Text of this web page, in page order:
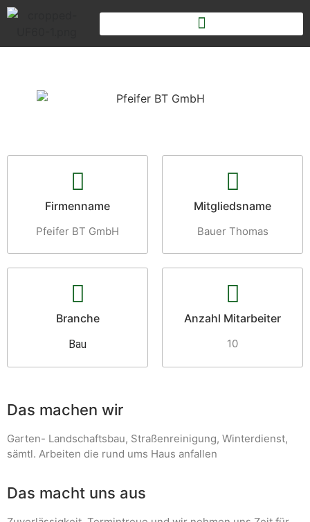
Firmenname
Pfeifer BT GmbH
Mitgliedsname
Bauer Thomas
Branche
Bau
Anzahl Mitarbeiter
10
Das machen wir
Garten- Landschaftsbau, Straßenreinigung, Winterdienst,
sämtl. Arbeiten die rund ums Haus anfallen
Das macht uns aus